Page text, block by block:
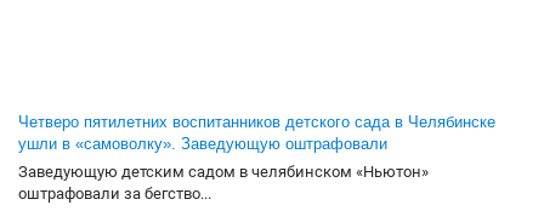
Четверо пятилетних воспитанников детского сада в Челябинске
ушли в «самоволку». Заведующую оштрафовали
Заведующую детским садом в челябинском «Ньютон»
оштрафовали за бегство...